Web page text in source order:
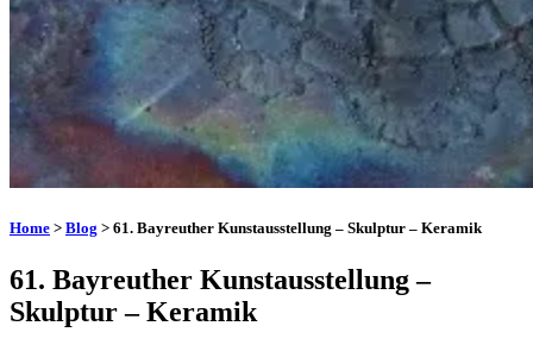
Home > Blog > 61. Bayreuther Kunstausstellung – Skulptur – Keramik
61. Bayreuther Kunstausstellung –
Skulptur – Keramik